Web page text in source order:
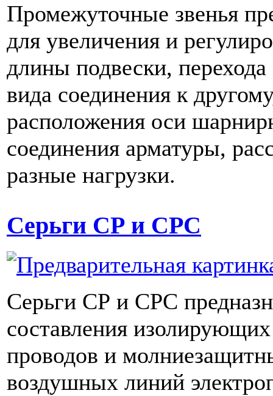
Промежуточные звенья
для увеличения и
длины подвески, перехода
вида соединения к
расположения оси
соединения арматуры,
разные нагрузки.
Серьги СР и СРС
Серьги СР и СРС
составления
проводов и
воздушных линий